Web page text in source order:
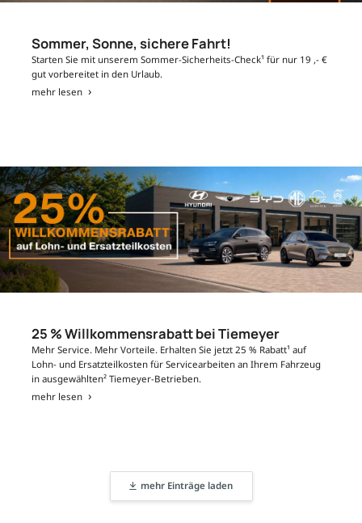
Sommer, Sonne, sichere Fahrt!
Starten Sie mit unserem Sommer-Sicherheits-Check¹ für nur 19 ,- €
gut vorbereitet in den Urlaub.
mehr lesen
25 % Willkommensrabatt bei Tiemeyer
Mehr Service. Mehr Vorteile. Erhalten Sie jetzt 25 % Rabatt¹ auf
Lohn- und Ersatzteilkosten für Servicearbeiten an Ihrem Fahrzeug
in ausgewählten² Tiemeyer-Betrieben.
mehr lesen
mehr Einträge laden